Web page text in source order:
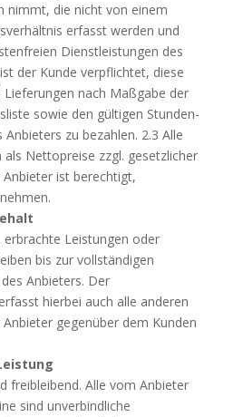
nimmt, die nicht von einem
erfasst werden und
Dienstleistungen des
der Kunde verpflichtet, diese
nach Maßgabe der
sowie den gültigen Stunden-
zu bezahlen. 2.3 Alle
als Nettopreise zzgl. gesetzlicher
ist berechtigt,
erbrachte Leistungen oder
bis zur vollständigen
Anbieters. Der
hierbei auch alle anderen
gegenüber dem Kunden
freibleibend. Alle vom Anbieter
sind unverbindliche